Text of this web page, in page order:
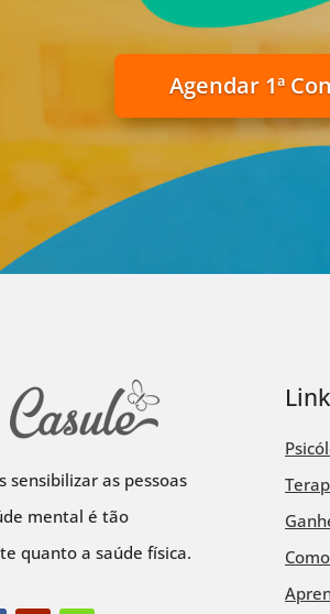
Agendar 1ª
sensibilizar as pessoas
mental é tão
quanto a saúde física.